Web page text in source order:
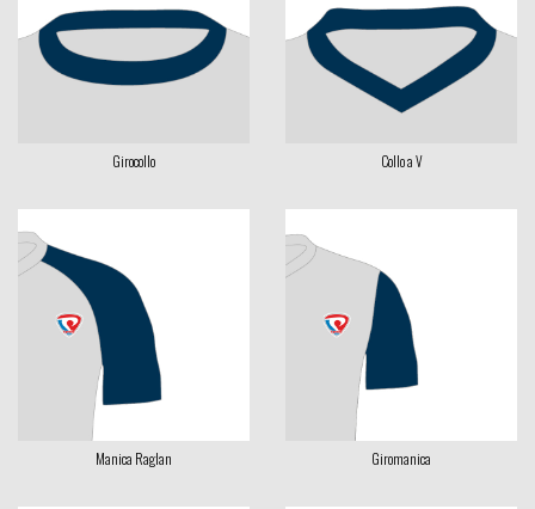
Girocollo Collo a V
Manica Raglan Giromanica